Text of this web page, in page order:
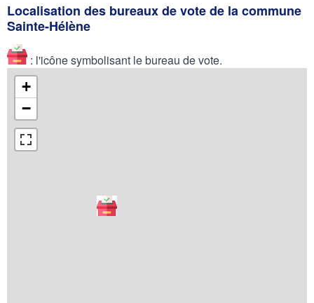
Localisation des bureaux de vote de la commune
Sainte-Hélène
: l'icône symbolisant le bureau de vote.
+
−